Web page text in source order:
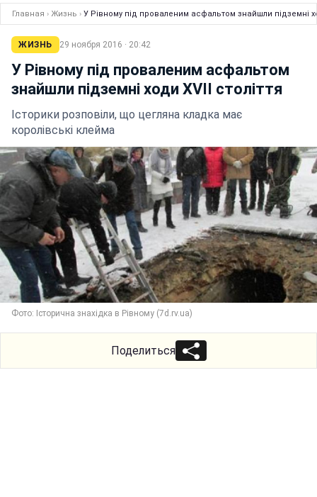
Главная › Жизнь › У Рівному під проваленим асфальтом знайшли підземні
ЖИЗНЬ 29 ноября 2016 · 20:42
У Рівному під проваленим асфальтом
знайшли підземні ходи ХVII століття
Історики розповіли, що цегляна кладка має
королівські клейма
Фото: Історична знахідка в Рівному (7d.rv.ua)
Поделиться